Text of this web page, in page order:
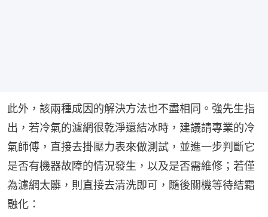
此外，該兩種成因的解決方法也不盡相同。強先生指
出，若冷氣的濾網很乾淨還結冰時，建議請專業的冷
氣師傅，直接去掛壓力表來做測試，並進一步判斷它
是否有機器故障的情況發生，以及是否需維修；若僅
為濾網太髒，則直接去清洗即可，隨後關機等待結霜
融化：